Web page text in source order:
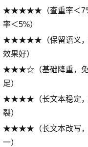
★★★★★（查重率＜
率＜5%）
★★★★★（保留语义，
效果好）
★★★☆（基础降重，免
足）
★★★★（长文本稳定，
裂）
★★★★（长文本改写，
一）